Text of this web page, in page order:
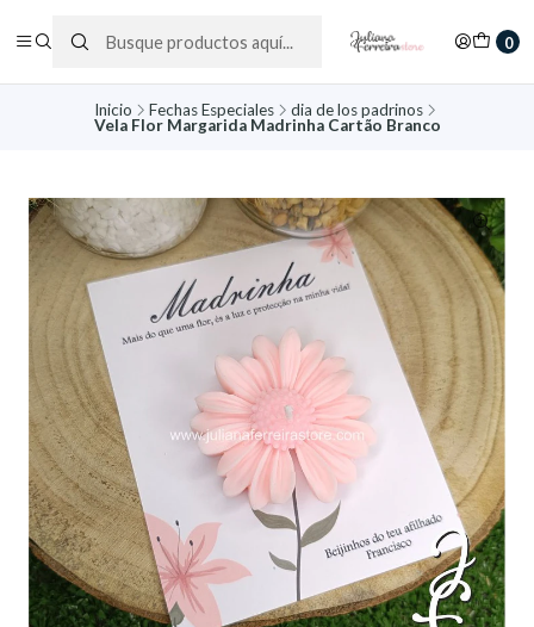
0
Inicio Fechas Especiales
dia de los padrinos
Vela Flor Margarida Madrinha Cartão Branco